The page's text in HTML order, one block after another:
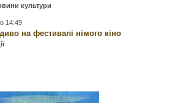
культури
14:49
на фестивалі німого кіно